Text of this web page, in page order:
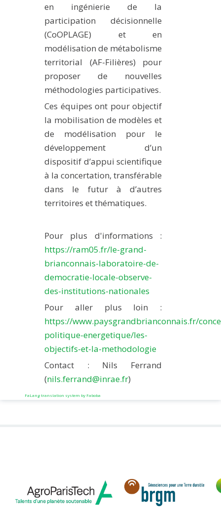
en ingénierie de la
participation décisionnelle
(CoOPLAGE) et en
modélisation de métabolisme
territorial (AF-Filières) pour
proposer de nouvelles
méthodologies participatives.
Ces équipes ont pour objectif
la mobilisation de modèles et
de modélisation pour le
développement d’un
dispositif d’appui scientifique
à la concertation, transférable
dans le futur à d’autres
territoires et thématiques.
Pour plus d'informations :
https://ram05.fr/le-grand-
brianconnais-laboratoire-de-
democratie-locale-observe-
des-institutions-nationales
Pour aller plus loin :
https://www.paysgrandbrianconnais.fr/
politique-energetique/les-
objectifs-et-la-methodologie
Contact : Nils Ferrand
(nils.ferrand@inrae.fr)
FaLang translation system by Faboba